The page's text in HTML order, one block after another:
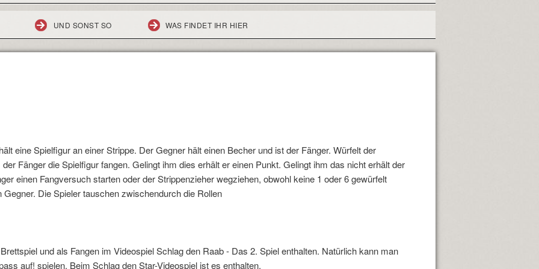
UND SONST SO WAS FINDET IHR HIER
eine Spielfigur an einer Strippe. Der Gegner hält einen Becher und ist der Fänger. Würfelt der
Fänger die Spielfigur fangen. Gelingt ihm dies erhält er einen Punkt. Gelingt ihm das nicht erhält der
einen Fangversuch starten oder der Strippenzieher wegziehen, obwohl keine 1 oder 6 gewürfelt
Die Spieler tauschen zwischendurch die Rollen
und als Fangen im Videospiel Schlag den Raab - Das 2. Spiel enthalten. Natürlich kann man
auf! spielen. Beim Schlag den Star-Videospiel ist es enthalten.